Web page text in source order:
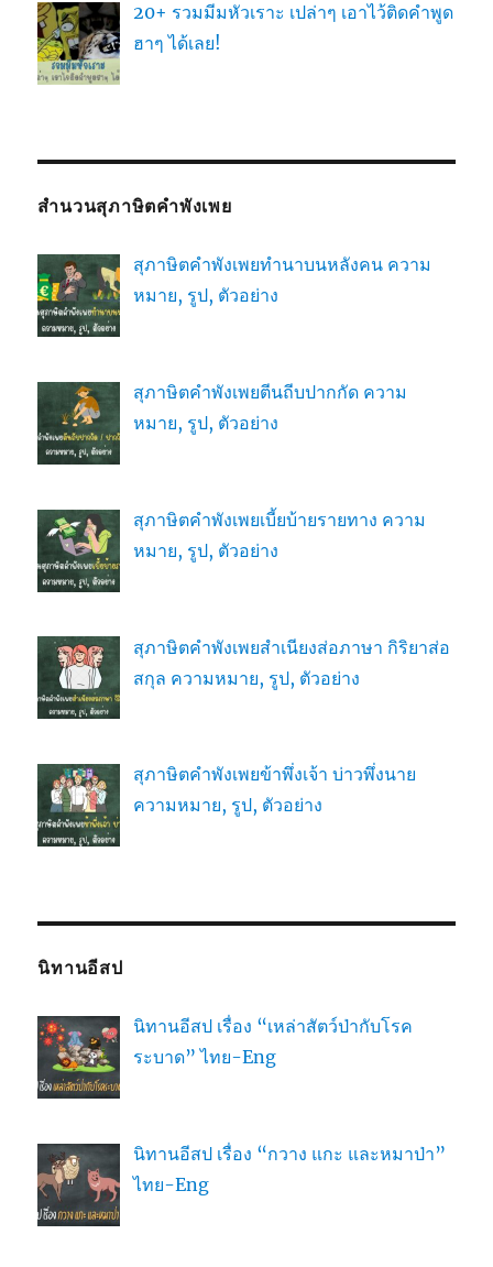
20+ รวมมีมหัวเราะ เปล่าๆ เอาไว้ติดคำพูด
ฮาๆ ได้เลย!
สำนวนสุภาษิตคำพังเพย
สุภาษิตคำพังเพยทำนาบนหลังคน ความ
หมาย, รูป, ตัวอย่าง
สุภาษิตคำพังเพยตีนถีบปากกัด ความ
หมาย, รูป, ตัวอย่าง
สุภาษิตคำพังเพยเบี้ยบ้ายรายทาง ความ
หมาย, รูป, ตัวอย่าง
สุภาษิตคำพังเพยสำเนียงส่อภาษา กิริยาส่อ
สกุล ความหมาย, รูป, ตัวอย่าง
สุภาษิตคำพังเพยข้าพึ่งเจ้า บ่าวพึ่งนาย
ความหมาย, รูป, ตัวอย่าง
นิทานอีสป
นิทานอีสป เรื่อง “เหล่าสัตว์ป่ากับโรค
ระบาด” ไทย-Eng
นิทานอีสป เรื่อง “กวาง แกะ และหมาป่า”
ไทย-Eng